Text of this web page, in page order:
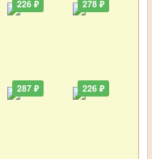
226 ₽
287 ₽
278 ₽
226 ₽